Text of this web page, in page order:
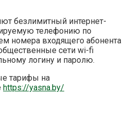
безлимитный интернет-
телефонию по
номера входящего абонента
сети wi-fi
логину и паролю.
тарифы на
https://yasna.by/